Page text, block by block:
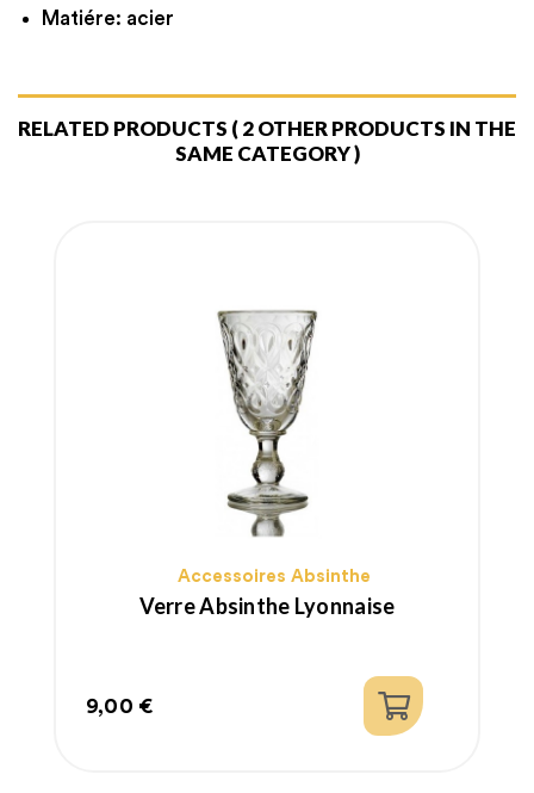
Matiére: acier
RELATED PRODUCTS ( 2 OTHER PRODUCTS IN THE
SAME CATEGORY )
Accessoires Absinthe
Verre Absinthe Lyonnaise
Prix
9,00 €